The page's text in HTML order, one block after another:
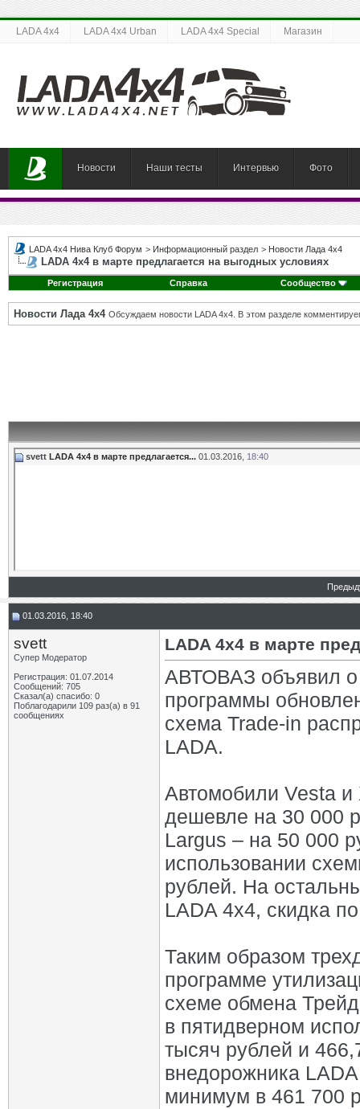
LADA 4x4 LADA 4x4 Urban LADA 4x4 Special Магазин
Новости Наши тесты Интервью Фото
LADA 4x4 Нива Клуб Форум > Информационный раздел > Новости Лада 4х4
LADA 4х4 в марте предлагается на выгодных условиях
Регистрация Справка Сообщество
Новости Лада 4х4 Обсуждаем новости LADA 4x4. В этом разделе
svett LADA 4х4 в марте предлагается... 01.03.2016, 18:40
01.03.2016, 18:40
svett
Супер Модератор
Регистрация: 01.07.2014
Сообщений: 705
Сказал(а) спасибо: 0
Поблагодарили 109 раз(а) в 91
сообщениях
LADA 4х4 в марте
АВТОВАЗ объявил о
программы
схема Trade-in
LADA.
Автомобили Vesta и
дешевле на 30 000
Largus – на 50 000
использовании
рублей. На
LADA 4х4, скидка
Таким образом
программе
схеме обмена
в пятидверном
тысяч рублей и
внедорожника
минимум в 461 700